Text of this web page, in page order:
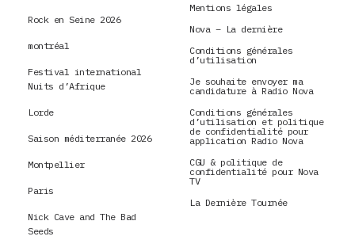
Rock en Seine 2026
montréal
Festival international
Nuits d’Afrique
Lorde
Saison méditerranée 2026
Montpellier
Paris
Nick Cave and The Bad
Seeds
Mentions légales
Nova – La dernière
Conditions générales
d’utilisation
Je souhaite envoyer ma
candidature à Radio Nova
Conditions générales
d’utilisation et politique
de confidentialité pour
application Radio Nova
CGU & politique de
confidentialité pour Nova
TV
La Dernière Tournée